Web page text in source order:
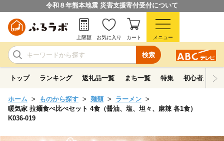
令和８年熊本地震 災害支援寄付受付について
検索
上限額 お気に入り カート メニュー
トップ ランキング 返礼品一覧 まち一覧 特集 初心者ガイド
ホーム ものから探す 麺類
ラーメン
暖気家 拉麺食べ比べセット 4食（醤油、塩、坦々、麻辣 各1食）
K036-019